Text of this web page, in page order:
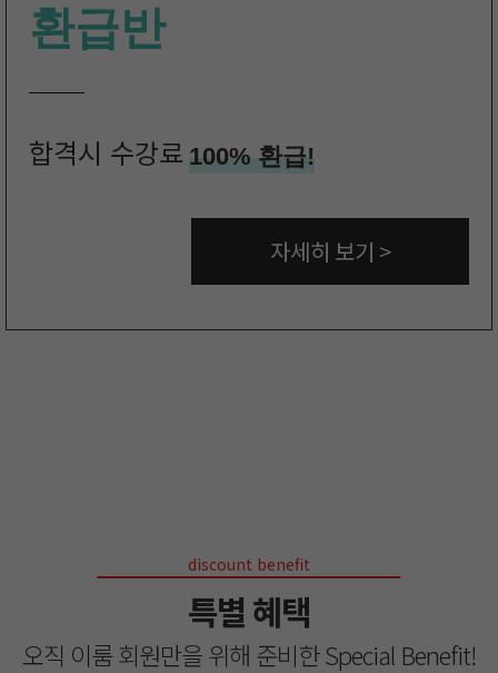
환급반
합격시 수강료 100% 환급!
자세히 보기 >
discount benefit
특별 혜택
오직 이룸 회원만을 위해 준비한 Special Benefit!